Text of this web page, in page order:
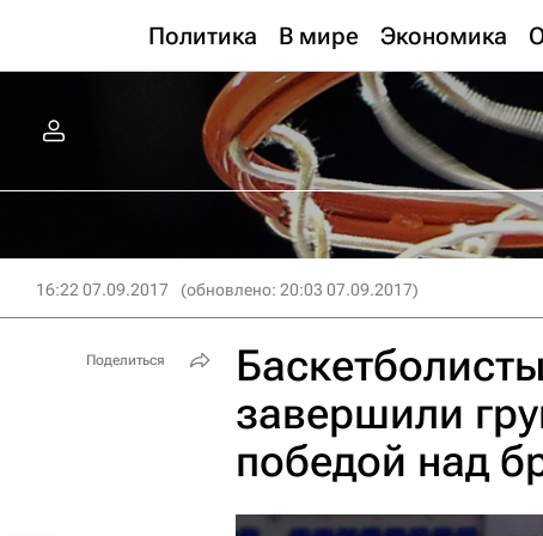
Политика В мире Экономика
16:22 07.09.2017 (обновлено: 20:03 07.09.2017)
завершили
победой над
Поделиться